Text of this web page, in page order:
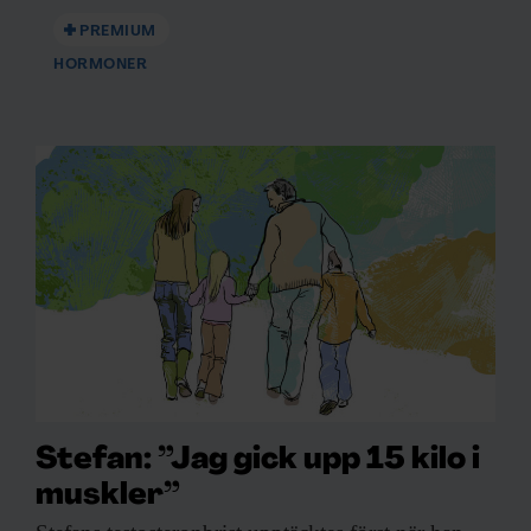
PREMIUM
HORMONER
Stefan: ”Jag gick upp 15 kilo i
muskler”